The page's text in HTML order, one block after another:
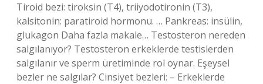
Tiroid bezi: tiroksin (T4), triiyodotironin (T3),
kalsitonin: paratiroid hormonu. … Pankreas: insülin,
glukagon Daha fazla makale… Testosteron nereden
salgılanıyor? Testosteron erkeklerde testislerden
salgılanır ve sperm üretiminde rol oynar. Eşeysel
bezler ne salgılar? Cinsiyet bezleri: – Erkeklerde